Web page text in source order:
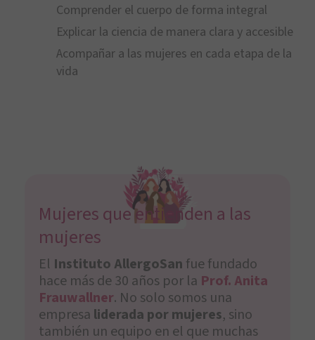
Comprender el cuerpo de forma integral
Explicar la ciencia de manera clara y accesible
Acompañar a las mujeres en cada etapa de la
vida
Mujeres que entienden a las
mujeres
El Instituto AllergoSan fue fundado
hace más de 30 años por la Prof. Anita
Frauwallner. No solo somos una
empresa liderada por mujeres, sino
también un equipo en el que muchas